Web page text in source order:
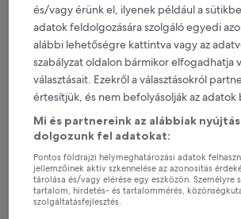
aug. 6. - aug. 7.
Ezen a hétvégén
aug. 7. - aug. 9.
Hol érdemes
területén?
A szálláshelyek kiválasztása valódi utazói
azoknak a vendégeknek a népszerűsége
a(z) Hotels.com oldalán foglaltak szállást
és/vagy érünk el, ilyenek például a
adatok feldolgozására szolgáló egyedi
alábbi lehetőségre kattintva vagy az
szabályzat oldalon bármikor elfogadhatja
választásait. Ezekről a választásokról
értesítjük, és nem befolyásolják az adatok
Mi és partnereink az alábbiak
dolgozunk fel adatokat:
Pontos földrajzi helymeghatározási adatok
jellemzőinek aktív szkennelése az azonosítás
tárolása és/vagy elérése egy eszközön. Személyre
tartalom, hirdetés- és tartalommérés,
szolgáltatásfejlesztés.